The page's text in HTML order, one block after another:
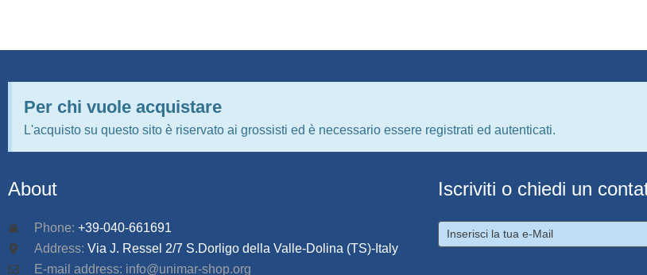
Per chi vuole acquistare
L'acquisto su questo sito è riservato ai grossisti ed è necessario essere registrati ed autenticati.
About
Phone: +39-040-661691
Address: Via J. Ressel 2/7 S.Dorligo della Valle-Dolina (TS)-Italy
E-mail address: info@unimar-shop.org
Iscriviti o chiedi un